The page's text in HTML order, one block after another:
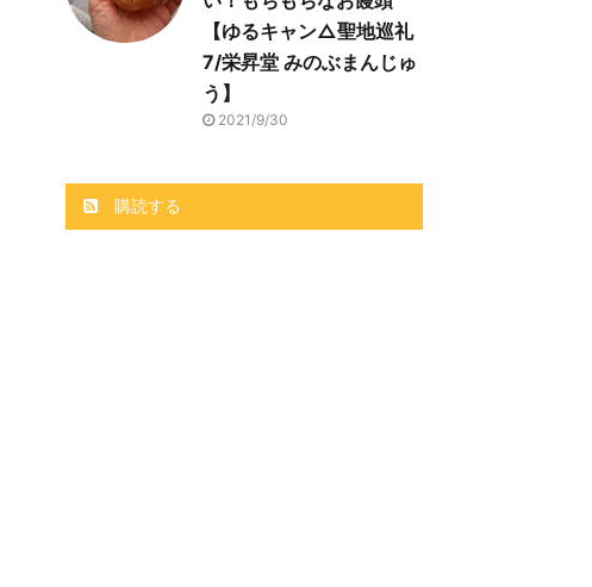
【ゆるキャン△聖地巡礼
7/栄昇堂 みのぶまんじゅ
う】
2021/9/30
購読する